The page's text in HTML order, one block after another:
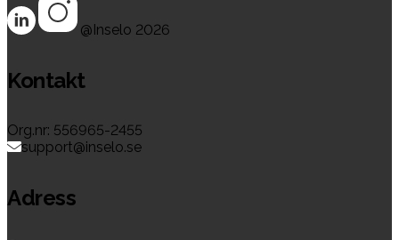
@Inselo 2026
Kontakt
Org.nr: 556965-2455
support@inselo.se
Adress